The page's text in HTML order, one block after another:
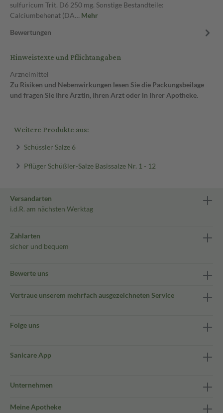
sulfuricum Trit. D6 250 mg. Sonstige Bestandteile:
Calciumbehenat (DA… Mehr
Bewertungen
Hinweistexte und Pflichtangaben
Arzneimittel
Zu Risiken und Nebenwirkungen lesen Sie die Packungsbeilage
und fragen Sie Ihre Ärztin, Ihren Arzt oder in Ihrer Apotheke.
Weitere Produkte aus:
Schüssler Salze 6
Pflüger Schüßler-Salze Basissalze Nr. 1 - 12
Versandarten
i.d.R. am nächsten Werktag
Zahlarten
sicher und bequem
Bewerte uns
Vertraue unserem mehrfach ausgezeichneten Service
Folge uns
Sanicare App
Unternehmen
Meine Apotheke